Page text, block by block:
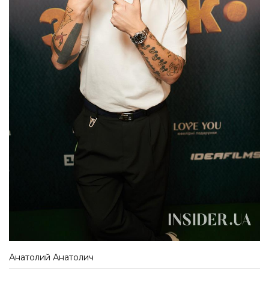
Анатолий Анатолич